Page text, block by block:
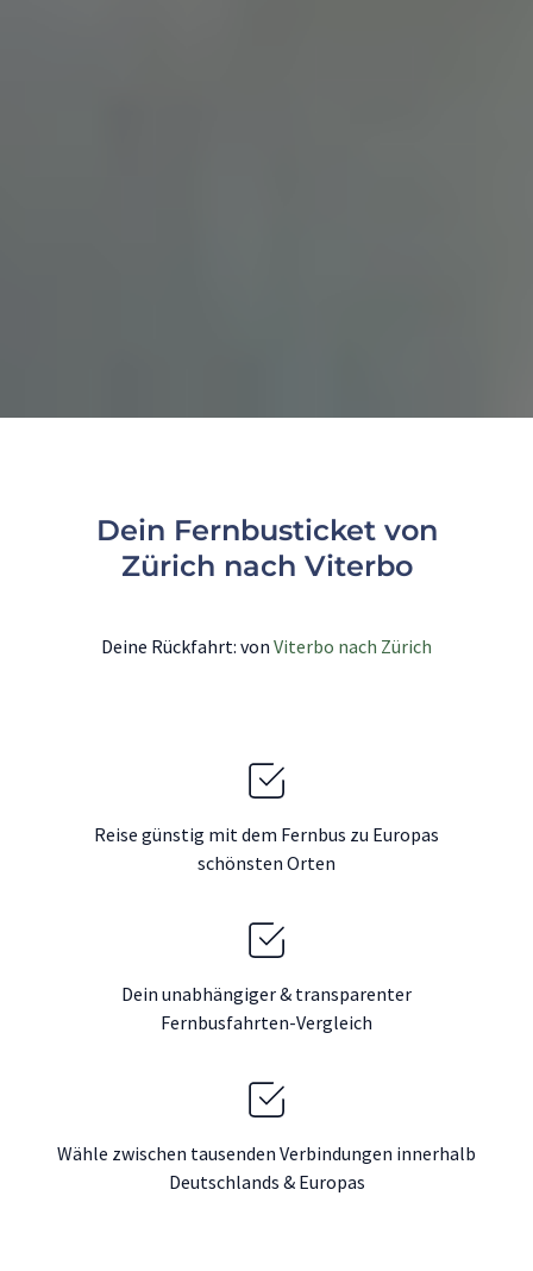
Dein Fernbusticket von
Zürich nach Viterbo
Deine Rückfahrt: von Viterbo nach Zürich
Reise günstig mit dem Fernbus zu Europas
schönsten Orten
Dein unabhängiger & transparenter
Fernbusfahrten-Vergleich
Wähle zwischen tausenden Verbindungen innerhalb
Deutschlands & Europas